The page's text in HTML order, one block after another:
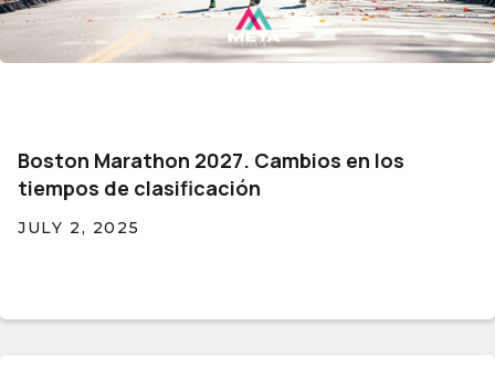
Boston Marathon 2027. Cambios en los
tiempos de clasificación
JULY 2, 2025